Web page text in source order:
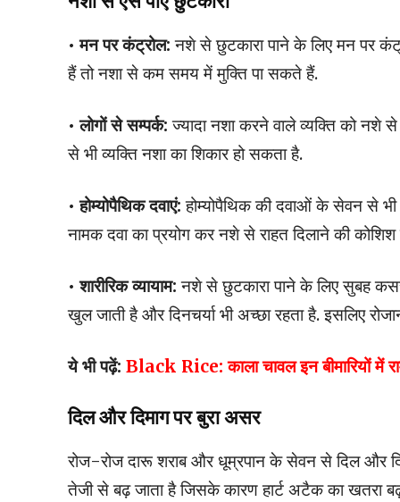
• मन पर कंट्रोल:नशे से छुटकारा पाने के लिए मन पर
हैं तो नशा से कम समय में मुक्ति पा सकते हैं.
• लोगों से सम्पर्क:ज्यादा नशा करने वाले व्यक्ति को नशे
से भी व्यक्ति नशा का शिकार हो सकता है.
• होम्योपैथिक दवाएं:होम्योपैथिक की दवाओं के सेवन से भी
नामक दवा का प्रयोग कर नशे से राहत दिलाने की कोशिश
• शारीरिक व्यायाम: नशे से छुटकारा पाने के लिए सुबह
खुल जाती है और दिनचर्या भी अच्छा रहता है. इसलिए
ये भी पढ़ें: Black Rice: काला चावल इन बीमारियों में
दिल और दिमाग पर बुरा असर
रोज-रोज दारू शराब और धूम्रपान के सेवन से दिल और
तेजी से बढ़ जाता है जिसके कारण हार्ट अटैक का खतरा